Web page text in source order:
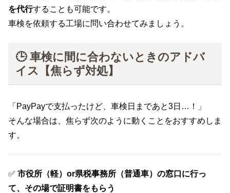
を代行することも可能です。
車検を依頼する工場に問い合わせてみましょう。
🕒 車検に間に合わないときのアドバ
イス【焦らず対処】
「PayPayで支払ったけど、車検日まであと3日…！」
そんな場合は、焦らず次のように動くことをおすすめしま
す。
✅ 市役所（軽）or県税事務所（普通車） の窓口に行っ
て、その場で証明書をもらう